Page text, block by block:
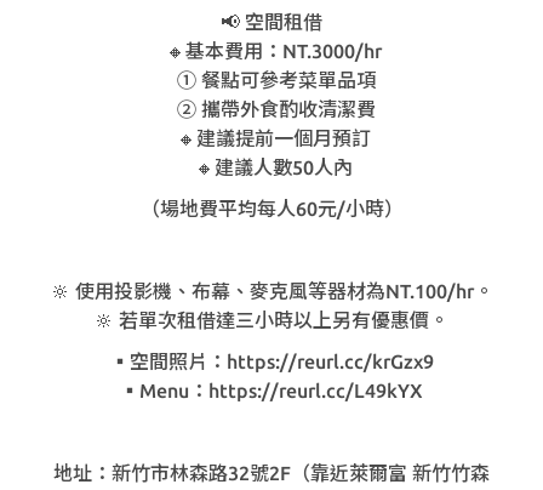
📢 空間租借
🔸基本費用：NT.3000/hr
① 餐點可參考菜單品項
② 攜帶外食酌收清潔費
🔸建議提前一個月預訂
🔸建議人數50人內
（場地費平均每人60元/小時）
🔆 使用投影機、布幕、麥克風等器材為NT.100/hr。
🔆 若單次租借達三小時以上另有優惠價。
▪️空間照片：https://reurl.cc/krGzx9
▪️Menu：https://reurl.cc/L49kYX
地址：新竹市林森路32號2F（靠近萊爾富 新竹竹森